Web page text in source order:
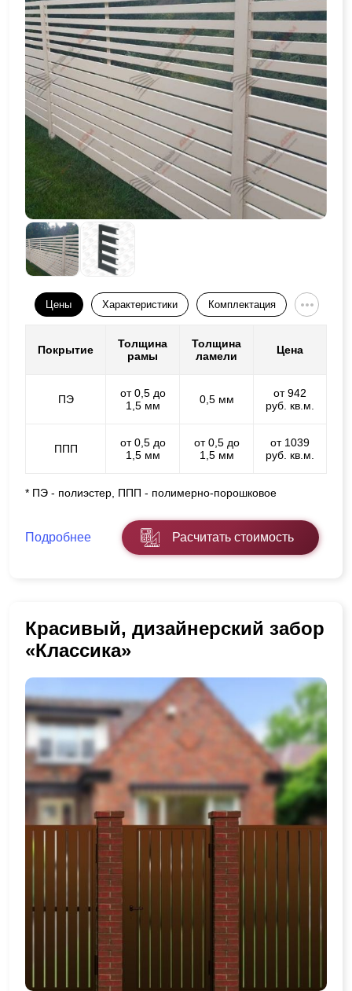
Цены Характеристики Комплектация
Покрытие
Толщина
рамы
Толщина
ламели
Цена
ПЭ
от 0,5 до
1,5 мм
0,5 мм
от 942
руб. кв.м.
ППП
от 0,5 до
1,5 мм
от 0,5 до
1,5 мм
от 1039
руб. кв.м.
* ПЭ - полиэстер, ППП - полимерно-порошковое
Подробнее Расчитать стоимость
Красивый, дизайнерский забор
«Классика»